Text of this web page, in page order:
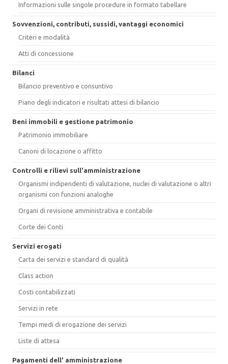
Informazioni sulle singole procedure in formato tabellare
Sovvenzioni, contributi, sussidi, vantaggi economici
Criteri e modalità
Atti di concessione
Bilanci
Bilancio preventivo e consuntivo
Piano degli indicatori e risultati attesi di bilancio
Beni immobili e gestione patrimonio
Patrimonio immobiliare
Canoni di locazione o affitto
Controlli e rilievi sull'amministrazione
Organismi indipendenti di valutazione, nuclei di valutazione o altri
organismi con funzioni analoghe
Organi di revisione amministrativa e contabile
Corte dei Conti
Servizi erogati
Carta dei servizi e standard di qualità
Class action
Costi contabilizzati
Servizi in rete
Tempi medi di erogazione dei servizi
Liste di attesa
Pagamenti dell' amministrazione